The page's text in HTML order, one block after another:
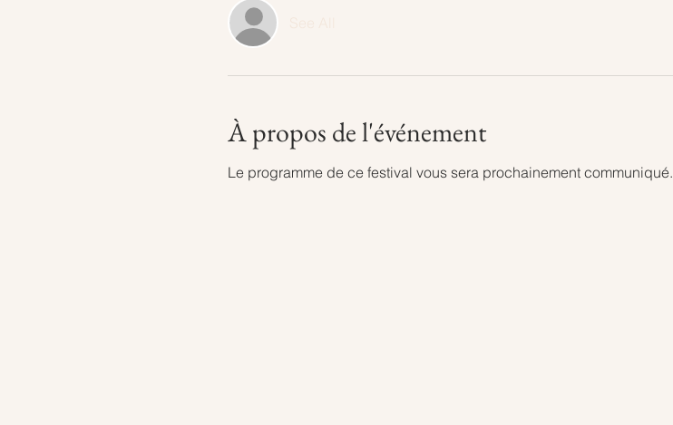
À propos de l'événement
Le programme de ce festival vous sera prochainement communiqué.